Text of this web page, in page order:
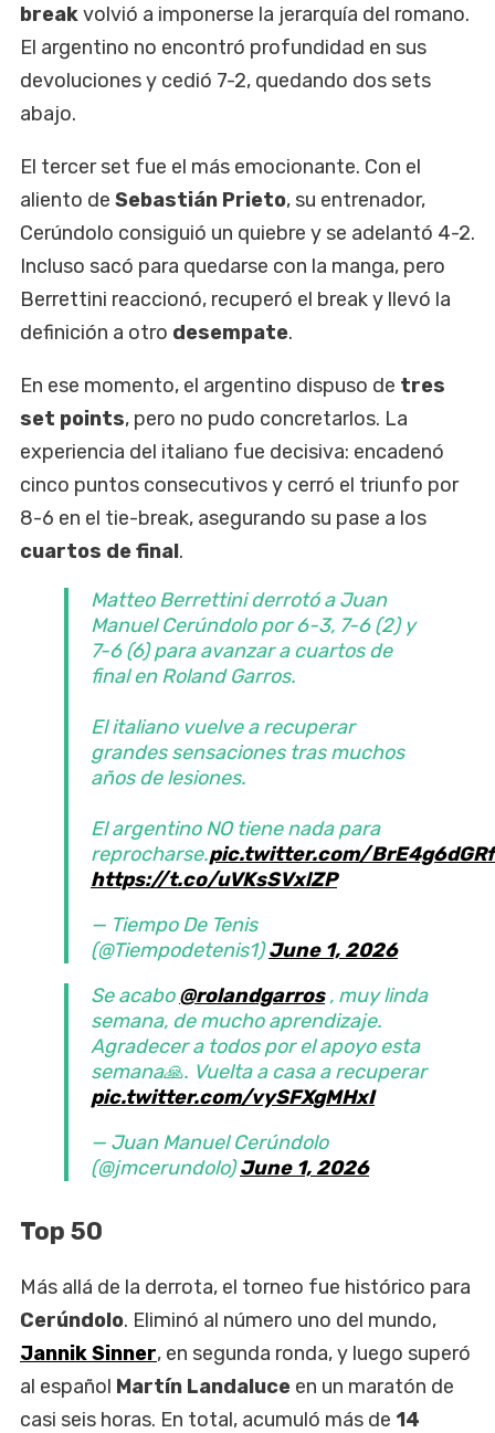
breakvolvió a imponerse la jerarquía del romano.
El argentino no encontró profundidad en sus
devoluciones y cedió 7-2, quedando dos sets
abajo.
El tercer set fue el más emocionante. Con el
aliento de Sebastián Prieto, su entrenador,
Cerúndolo consiguió un quiebre y se adelantó 4-2.
Incluso sacó para quedarse con la manga, pero
Berrettini reaccionó, recuperó el break y llevó la
definición a otro desempate.
En ese momento, el argentino dispuso de tres
set points, pero no pudo concretarlos. La
experiencia del italiano fue decisiva: encadenó
cinco puntos consecutivos y cerró el triunfo por
8-6 en el tie-break, asegurando su pase a los
cuartos de final.
Matteo Berrettini derrotó a Juan
Manuel Cerúndolo por 6-3, 7-6 (2) y
7-6 (6) para avanzar a cuartos de
final en Roland Garros.
El italiano vuelve a recuperar
grandes sensaciones tras muchos
años de lesiones.
El argentino NO tiene nada para
reprocharse.pic.twitter.com/BrE4g6dGRf
https://t.co/uVKsSVxlZP
— Tiempo De Tenis
(@Tiempodetenis1)June 1, 2026
Se acabo@rolandgarros, muy linda
semana, de mucho aprendizaje.
Agradecer a todos por el apoyo esta
semana🙏. Vuelta a casa a recuperar
pic.twitter.com/vySFXgMHxI
— Juan Manuel Cerúndolo
(@jmcerundolo)June 1, 2026
Top 50
Más allá de la derrota, el torneo fue histórico para
Cerúndolo. Eliminó al número uno del mundo,
Jannik Sinner, en segunda ronda, y luego superó
al español Martín Landaluce en un maratón de
casi seis horas. En total, acumuló más de 14